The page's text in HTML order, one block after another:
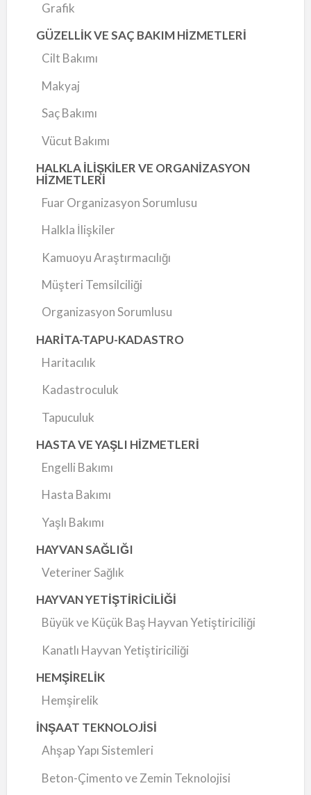
Grafik
GÜZELLİK VE SAÇ BAKIM HİZMETLERİ
Cilt Bakımı
Makyaj
Saç Bakımı
Vücut Bakımı
HALKLA İLİŞKİLER VE ORGANİZASYON
HİZMETLERİ
Fuar Organizasyon Sorumlusu
Halkla İlişkiler
Kamuoyu Araştırmacılığı
Müşteri Temsilciliği
Organizasyon Sorumlusu
HARİTA-TAPU-KADASTRO
Haritacılık
Kadastroculuk
Tapuculuk
HASTA VE YAŞLI HİZMETLERİ
Engelli Bakımı
Hasta Bakımı
Yaşlı Bakımı
HAYVAN SAĞLIĞI
Veteriner Sağlık
HAYVAN YETİŞTİRİCİLİĞİ
Büyük ve Küçük Baş Hayvan Yetiştiriciliği
Kanatlı Hayvan Yetiştiriciliği
HEMŞİRELİK
Hemşirelik
İNŞAAT TEKNOLOJİSİ
Ahşap Yapı Sistemleri
Beton-Çimento ve Zemin Teknolojisi